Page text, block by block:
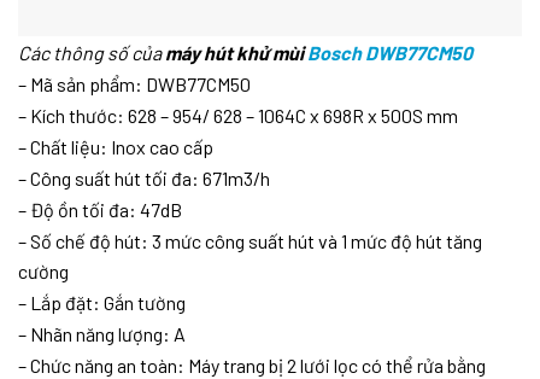
Các thông số củamáy hút khử mùiBosch DWB77CM50
– Mã sản phẩm: DWB77CM50
– Kích thước: 628 – 954/ 628 – 1064C x 698R x 500S mm
– Chất liệu: Inox cao cấp
– Công suất hút tối đa: 671m3/h
– Độ ồn tối đa: 47dB
– Số chế độ hút: 3 mức công suất hút và 1 mức độ hút tăng
cường
– Lắp đặt: Gắn tường
– Nhãn năng lượng: A
– Chức năng an toàn: Máy trang bị 2 lưới lọc có thể rửa bằng